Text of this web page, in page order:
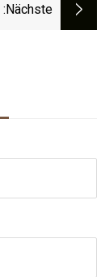
:nächste